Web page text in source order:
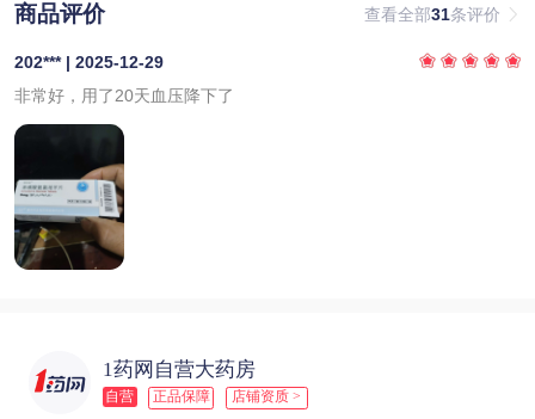
商品评价 查看全部31条评价
202*** | 2025-12-29
非常好，用了20天血压降下了
1药网自营大药房
自营 正品保障 店铺资质 >